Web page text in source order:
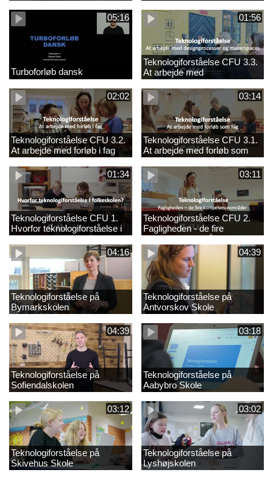
05:16
Turboforløb dansk
01:56
Teknologiforståelse CFU 3.3.
At arbejde med
designprocesser og
makerspaces
02:02
Teknologiforståelse CFU 3.2.
At arbejde med forløb i fag
03:14
Teknologiforståelse CFU 3.1.
At arbejde med forløb som
fag
01:34
Teknologiforståelse CFU 1.
Hvorfor teknologiforståelse i
folkeskolen?
03:11
Teknologiforståelse CFU 2.
Fagligheden - de fire
kompetenceområder
04:16
Teknologiforståelse på
Bymarkskolen
04:39
Teknologiforståelse på
Antvorskov Skole
04:39
Teknologiforståelse på
Sofiendalskolen
03:18
Teknologiforståelse på
Aabybro Skole
03:12
Teknologiforståelse på
Skivehus Skole
03:02
Teknologiforståelse på
Lyshøjskolen